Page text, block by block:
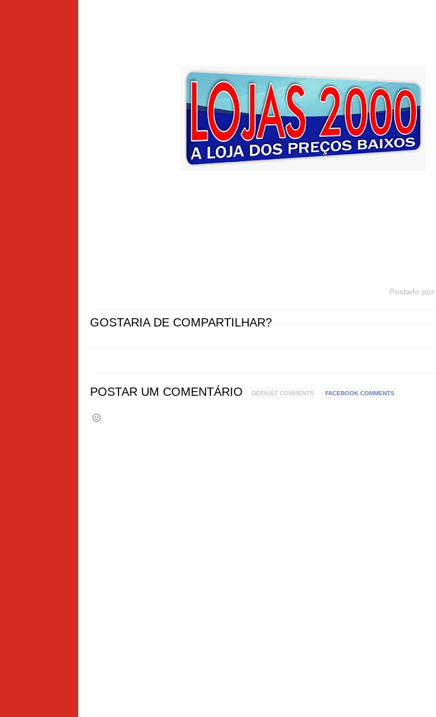
Postado por
GOSTARIA DE COMPARTILHAR?
POSTAR UM COMENTÁRIO DEFAULT COMMENTS FACEBOOK COMMENTS